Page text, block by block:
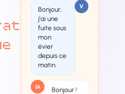
Bonjour,
j'ai une
fuite sous
mon
évier
depuis ce
matin.
V
IA
Bonjour !